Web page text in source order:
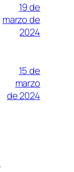
19 de
marzo de
2024
15 de
marzo
de 2024